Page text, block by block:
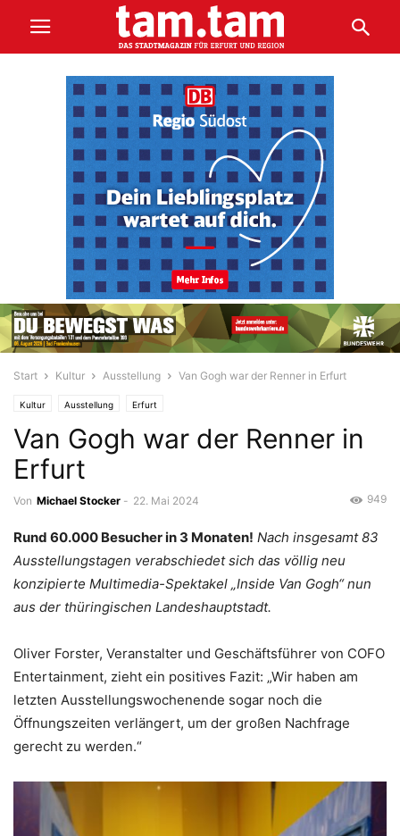
Start Kultur Ausstellung Van Gogh war der Renner in Erfurt
Kultur Ausstellung Erfurt
Van Gogh war der Renner in
Erfurt
Von Michael Stocker - 22. Mai 2024 949
Rund 60.000 Besucher in 3 Monaten! Nach insgesamt 83
Ausstellungstagen verabschiedet sich das völlig neu
konzipierte Multimedia-Spektakel „Inside Van Gogh“ nun
aus der thüringischen Landeshauptstadt.
Oliver Forster, Veranstalter und Geschäftsführer von COFO
Entertainment, zieht ein positives Fazit: „Wir haben am
letzten Ausstellungswochenende sogar noch die
Öffnungszeiten verlängert, um der großen Nachfrage
gerecht zu werden.“